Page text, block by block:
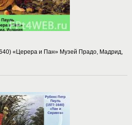
«Церера и Пан» Музей Прадо, Мадрид,